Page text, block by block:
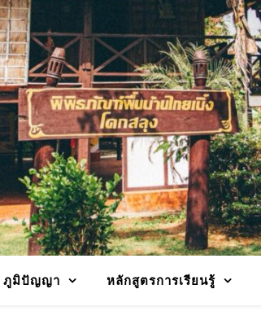
ภูมิปัญญา หลักสูตรการเรียนรู้